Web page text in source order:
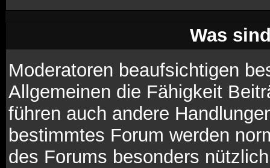
Was
Moderatoren beaufsichtigen
Allgemeinen die Fähigkeit
führen auch andere
bestimmtes Forum werden
des Forums besonders